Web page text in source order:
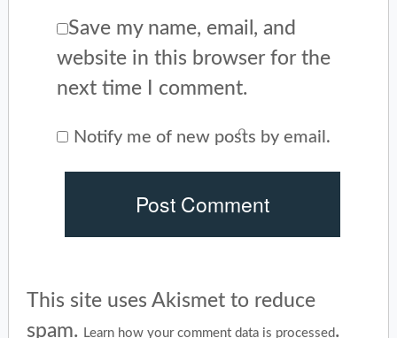
Save my name, email, and
website in this browser for the
next time I comment.
Notify me of new posts by email.
This site uses Akismet to reduce
spam.
Learn how your comment data is processed.